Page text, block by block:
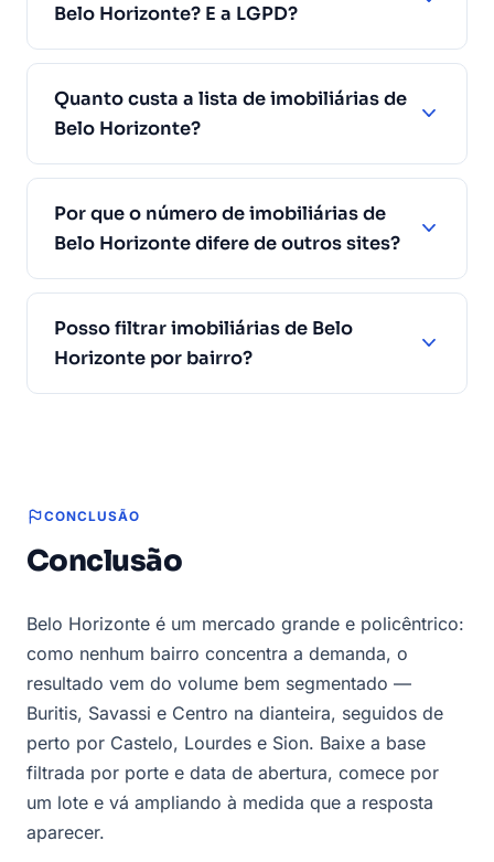
Belo Horizonte? E a LGPD?
Quanto custa a lista de imobiliárias de
Belo Horizonte?
Por que o número de imobiliárias de
Belo Horizonte difere de outros sites?
Posso filtrar imobiliárias de Belo
Horizonte por bairro?
CONCLUSÃO
Conclusão
Belo Horizonte é um mercado grande e policêntrico:
como nenhum bairro concentra a demanda, o
resultado vem do volume bem segmentado —
Buritis, Savassi e Centro na dianteira, seguidos de
perto por Castelo, Lourdes e Sion. Baixe a base
filtrada por porte e data de abertura, comece por
um lote e vá ampliando à medida que a resposta
aparecer.